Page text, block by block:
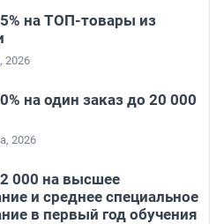
на ТОП-товары из
2026
на один заказ до 20 000
2026
000 на высшее
и среднее специальное
в первый год обучения